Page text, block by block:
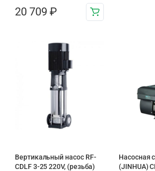
20 709 ₽
Вертикальный насос RF-
CDLF 3-25 220V, (резьба)
Насосная
(JINHUA)